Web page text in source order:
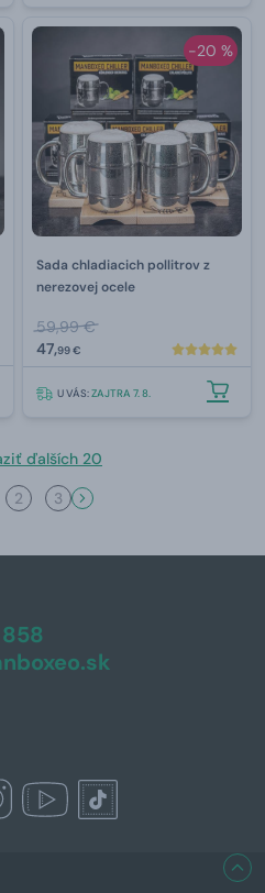
-20 %
Sada chladiacich pollitrov z
nerezovej ocele
59,99 €
47,99 €
U VÁS:ZAJTRA 7. 8.
ďalších 20
2 3